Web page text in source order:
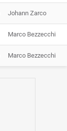
Johann Zarco
Marco Bezzecchi
Marco Bezzecchi